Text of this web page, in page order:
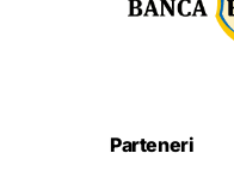
Parteneri